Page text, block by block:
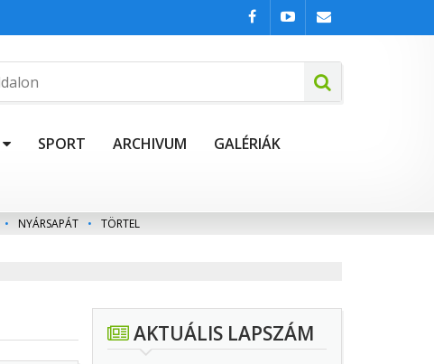
SPORT ARCHIVUM GALÉRIÁK
• NYÁRSAPÁT • TÖRTEL
AKTUÁLIS LAPSZÁM